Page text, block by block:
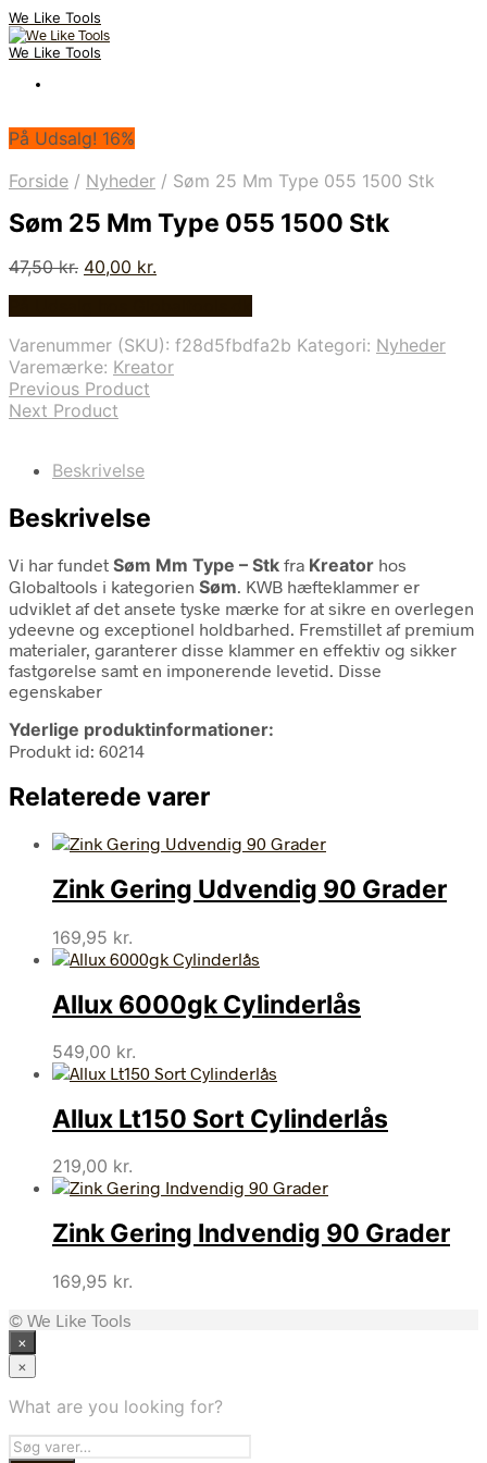
We Like Tools
We Like Tools
På Udsalg! 16%
Forside / Nyheder / Søm 25 Mm Type 055 1500 Stk
Søm 25 Mm Type 055 1500 Stk
47,50kr. Den
47,50 kr..
40,00 kr.
40,00 kr..
Varenummer (SKU): f28d5fbdfa2b Kategori: Nyheder
Varemærke: Kreator
Previous Product
Next Product
Beskrivelse
Beskrivelse
Vi har fundet Søm Mm Type – Stk fra Kreator hos
Globaltools i kategorien Søm. KWB hæfteklammer er
udviklet af det ansete tyske mærke for at sikre en overlegen
ydeevne og exceptionel holdbarhed. Fremstillet af premium
materialer, garanterer disse klammer en effektiv og sikker
fastgørelse samt en imponerende levetid. Disse
egenskaber
Yderlige produktinformationer:
Produkt id: 60214
Relaterede varer
Zink Gering Udvendig 90 Grader
169,95 kr.
Allux 6000gk Cylinderlås
549,00 kr.
Allux Lt150 Sort Cylinderlås
219,00 kr.
Zink Gering Indvendig 90 Grader
169,95 kr.
© We Like Tools
×
×
What are you looking for?